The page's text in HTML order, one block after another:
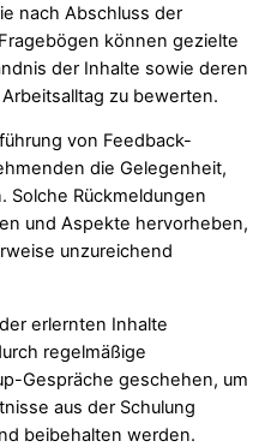
nach Abschluss der
können gezielte
der Inhalte sowie deren
zu bewerten.
von Feedback-
die Gelegenheit,
Solche Rückmeldungen
und Aspekte hervorheben,
unzureichend
erlernten Inhalte
regelmäßige
Gespräche geschehen, um
aus der Schulung
beibehalten werden.